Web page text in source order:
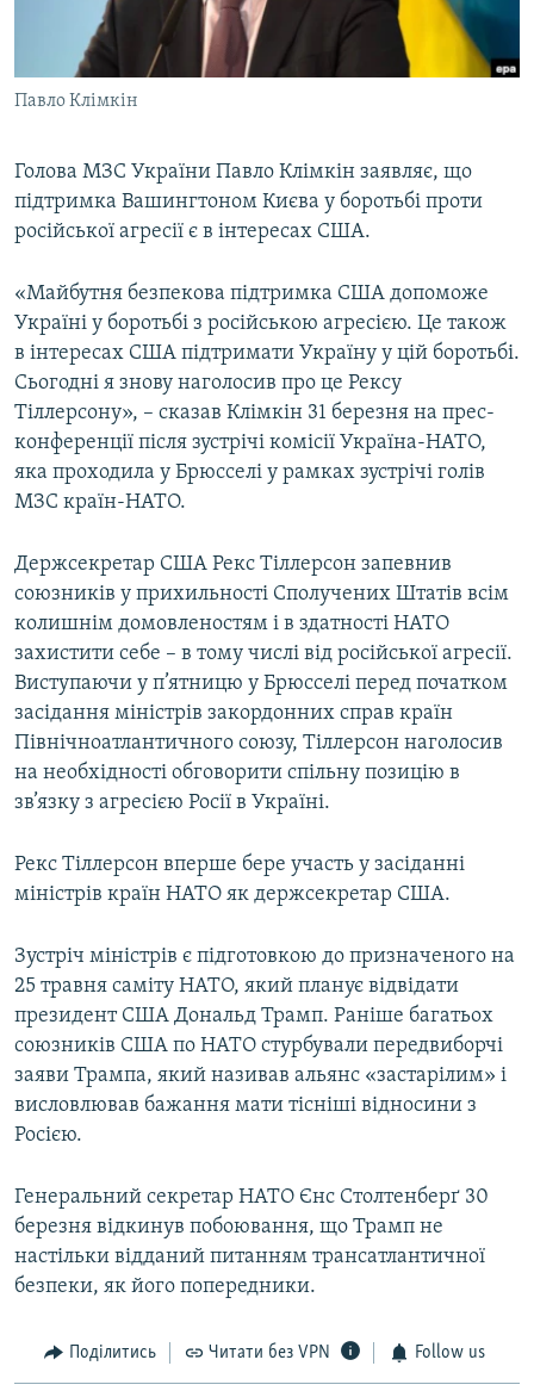
ВІДЕОУРОКИ «ELIFBE»
СВІДЧЕННЯ ОКУПАЦІЇ
УКРАЇНСЬКА ПРОБЛЕМА КРИМУ
Русский
Qırımtatar
Павло Клімкін
Голова МЗС України Павло Клімкін заявляє, що
підтримка Вашингтоном Києва у боротьбі проти
російської агресії є в інтересах США.
«Майбутня безпекова підтримка США допоможе
Україні у боротьбі з російською агресією. Це також
в інтересах США підтримати Україну у цій боротьбі.
Сьогодні я знову наголосив про це Рексу
Тіллерсону», – сказав Клімкін 31 березня на прес-
конференції після зустрічі комісії Україна-НАТО,
яка проходила у Брюсселі у рамках зустрічі голів
МЗС країн-НАТО.
Держсекретар США Рекс Тіллерсон запевнив
союзників у прихильності Сполучених Штатів всім
колишнім домовленостям і в здатності НАТО
захистити себе – в тому числі від російської агресії.
Виступаючи у п’ятницю у Брюсселі перед початком
засідання міністрів закордонних справ країн
Північноатлантичного союзу, Тіллерсон наголосив
на необхідності обговорити спільну позицію в
зв’язку з агресією Росії в Україні.
Рекс Тіллерсон вперше бере участь у засіданні
міністрів країн НАТО як держсекретар США.
Зустріч міністрів є підготовкою до призначеного на
25 травня саміту НАТО, який планує відвідати
президент США Дональд Трамп. Раніше багатьох
союзників США по НАТО стурбували передвиборчі
заяви Трампа, який називав альянс «застарілим» і
висловлював бажання мати тісніші відносини з
Росією.
Генеральний секретар НАТО Єнс Столтенберґ 30
березня відкинув побоювання, що Трамп не
настільки відданий питанням трансатлантичної
безпеки, як його попередники.
Поділитись Читати без VPN Follow us